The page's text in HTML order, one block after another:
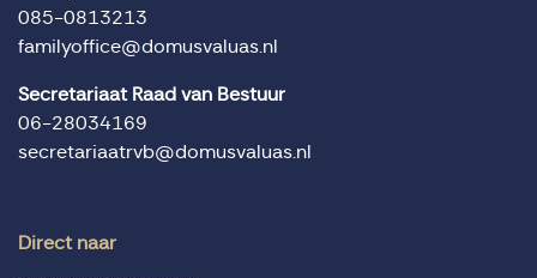
085-0813213
familyoffice@domusvaluas.nl
Secretariaat Raad van Bestuur
06-28034169
secretariaatrvb@domusvaluas.nl
Direct naar